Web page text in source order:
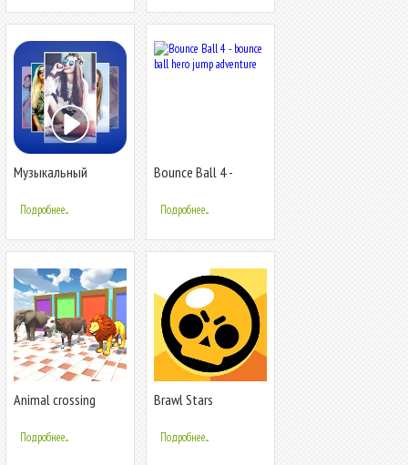
Музыкальный
Подробнее...
Bounce Ball 4 -
jump adventure
Подробнее...
Animal crossing
Подробнее...
Brawl Stars
Подробнее...